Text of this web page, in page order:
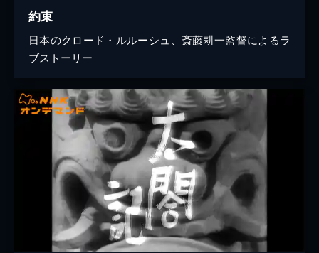
約束
日本のクロード・ルルーシュ、斎藤耕一監督によるラ
ブストーリー